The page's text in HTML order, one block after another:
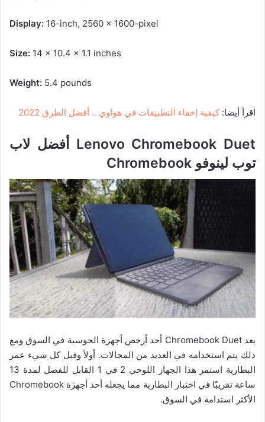
Display: 16-inch, 2560 x 1600-pixel
Size: 14 x 10.4 x 1.1 inches
Weight: 5.4 pounds
اقرأ أيضا: كيفية إخفاء التطبيقات في هواوي .. أفضل الطرق 2022
Lenovo Chromebook Duet
أفضل لاب
توب لينوفو Chromebook
يعد Chromebook Duet أحد أرخص أجهزة الحوسبة في السوق ومع
ذلك يتم استخدامه في العديد من المجالات. أولاً وقبل كل شيء عمر
البطارية استمر هذا الجهاز اللوحي 2 في 1 القابل للفصل لمدة 13
ساعة تقريبًا في اختبار البطارية مما يجعله أحد أجهزة Chromebook
الأكثر استدامة في السوق.